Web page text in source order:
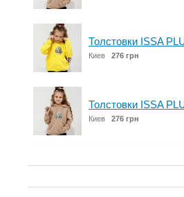
Толстовки ISSA
Киев 276 грн
Толстовки ISSA
Киев 276 грн